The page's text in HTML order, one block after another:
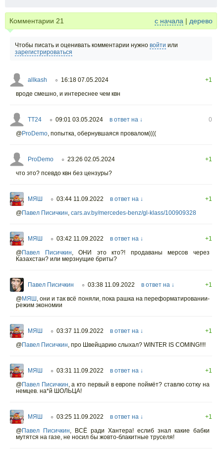
Комментарии 21 с начала | дерево
Чтобы писать и оценивать комментарии нужно войти или
зарегистрироваться
allkash ○ 16:18 07.05.2024
+1
вроде смешно, и интереснее чем квн
TT24 ○ 09:01 03.05.2024 в ответ на ↓
0
@ProDemo попытка, обернувшаяся провалом((((
ProDemo ○ 23:26 02.05.2024
+1
что это? псевдо квн без цензуры?
МЯШ ○ 03:44 11.09.2022 в ответ на ↓
+1
@Павел Писичкин cars.av.by/mercedes-benz/gl-klass/100909328
МЯШ ○ 03:42 11.09.2022 в ответ на ↓
+1
@Павел Писичкин
ОНИ это кто?! продаваны мерсов через
Казахстан? или мерзнущие бриты?
Павел Писичкин ○ 03:38 11.09.2022 в ответ на ↓
+1
@МЯШ они и так всё поняли, пока рашка на переформатировании-
режим экономии
МЯШ ○ 03:37 11.09.2022 в ответ на ↓
+1
@Павел Писичкин про Швейцарию слыхал? WINTER IS COMING!!!!
МЯШ ○ 03:31 11.09.2022 в ответ на ↓
+1
@Павел Писичкин а кто первый в европе поймёт? ставлю сотку на
немцев. на*й ШОЛЬЦА!
МЯШ ○ 03:25 11.09.2022 в ответ на ↓
+1
@Павел Писичкин
ВСЁ ради Хантера! еслиб знал какие бабки
мутятся на газе, не носил бы жовто-блакитные труселя!